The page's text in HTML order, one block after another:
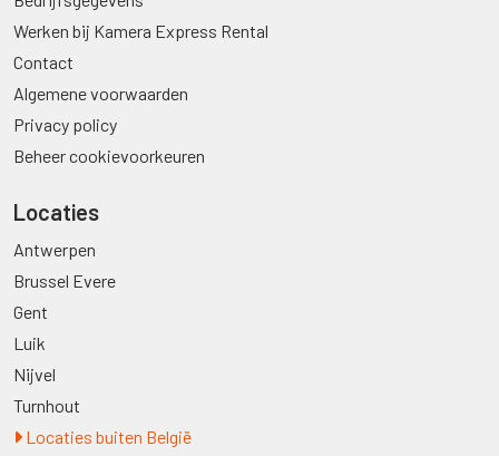
Werken bij Kamera Express Rental
Contact
Algemene voorwaarden
Privacy policy
Beheer cookievoorkeuren
Locaties
Antwerpen
Brussel Evere
Gent
Luik
Nijvel
Turnhout
Locaties buiten België